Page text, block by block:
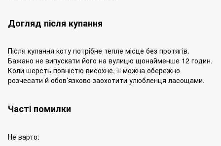
Догляд після купання
Після купання коту потрібне тепле місце без протягів.
Бажано не випускати його на вулицю щонайменше 12 годин.
Коли шерсть повністю висохне, її можна обережно
розчесати й обов’язково заохотити улюбленця ласощами.
Часті помилки
Не варто: